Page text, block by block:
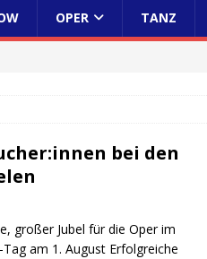
OPER TANZ
bei den
großer Jubel für die Oper im
am 1. August Erfolgreiche